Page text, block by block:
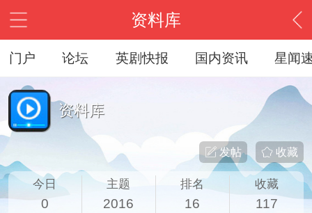
资料库
门户 论坛 英剧快报 国内资讯 星闻
资料库
收藏
发帖
今日
0
主题
2016
排名
16
收藏
117